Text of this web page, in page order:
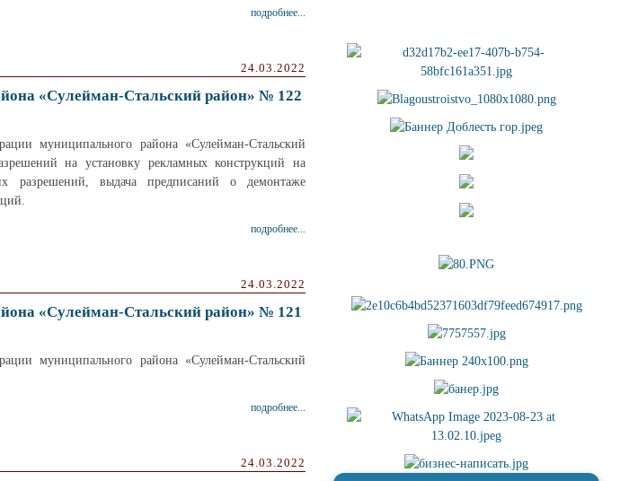
подробнее...
24.03.2022
«Сулейман-Стальский район» № 122
муниципального района «Сулейман-Стальский
на установку рекламных конструкций на
разрешений, выдача предписаний о демонтаже
подробнее...
24.03.2022
«Сулейман-Стальский район» № 121
муниципального района «Сулейман-Стальский
подробнее...
24.03.2022